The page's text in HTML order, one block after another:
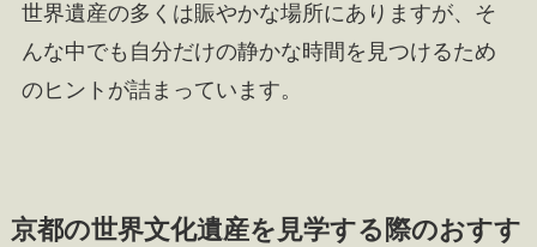
世界遺産の多くは賑やかな場所にありますが、そ
んな中でも自分だけの静かな時間を見つけるため
のヒントが詰まっています。
京都の世界文化遺産を見学する際のおすす